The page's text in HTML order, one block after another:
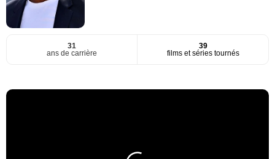
31
ans de carrière
39
films et séries tournés